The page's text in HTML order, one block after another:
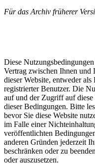
Für das Archiv früherer
Diese
Vertrag zwischen Ihnen
dieser Website, entweder
registrierter Benutzer. Die
auf und der Zugriff auf
dieser Bedingungen. Bitte
bevor Sie diese Website
im Falle einer
veröffentlichten
anderen Gründen jederzeit
beschränken oder zu
oder auszusetzen.